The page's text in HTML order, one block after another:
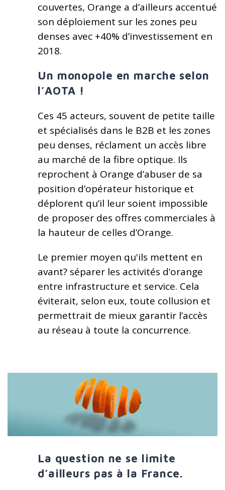
couvertes, Orange a d’ailleurs accentué
son déploiement sur les zones peu
denses avec +40% d’investissement en
2018.
Un monopole en marche selon
l’AOTA !
Ces 45 acteurs, souvent de petite taille
et spécialisés dans le B2B et les zones
peu denses, réclament un accès libre
au marché de la fibre optique. Ils
reprochent à Orange d’abuser de sa
position d’opérateur historique et
déplorent qu’il leur soient impossible
de proposer des offres commerciales à
la hauteur de celles d’Orange.
Le premier moyen qu'ils mettent en
avant? séparer les activités d’orange
entre infrastructure et service. Cela
éviterait, selon eux, toute collusion et
permettrait de mieux garantir l’accès
au réseau à toute la concurrence.
La question ne se limite
d’ailleurs pas à la France.